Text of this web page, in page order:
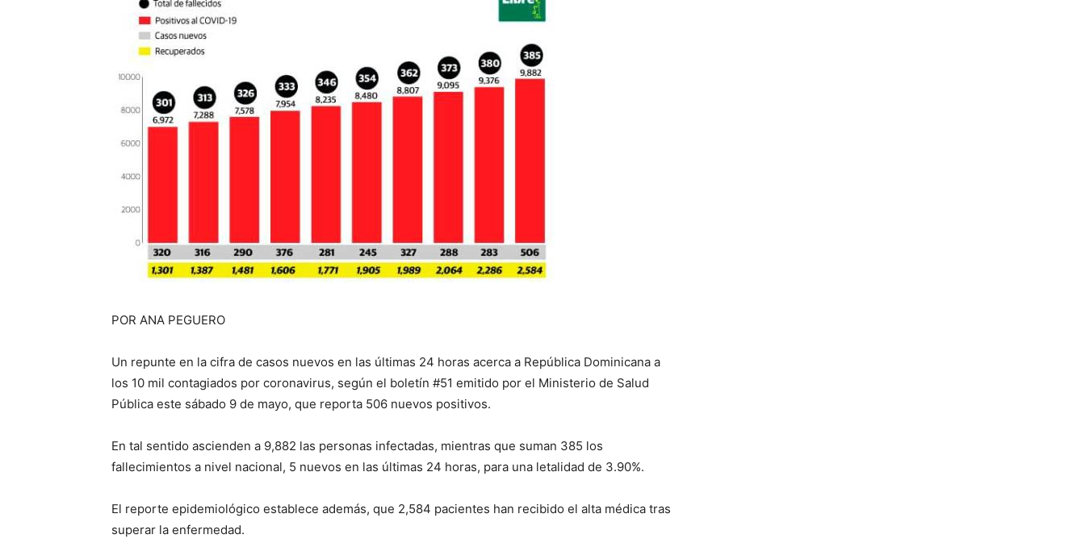
POR ANA PEGUERO
Un repunte en la cifra de casos nuevos en las últimas 24 horas acerca a República Dominicana a
los 10 mil contagiados por coronavirus, según el boletín #51 emitido por el Ministerio de Salud
Pública este sábado 9 de mayo, que reporta 506 nuevos positivos.
En tal sentido ascienden a 9,882 las personas infectadas, mientras que suman 385 los
fallecimientos a nivel nacional, 5 nuevos en las últimas 24 horas, para una letalidad de 3.90%.
El reporte epidemiológico establece además, que 2,584 pacientes han recibido el alta médica tras
superar la enfermedad.